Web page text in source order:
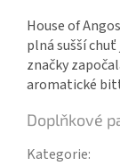
House of
plná sušší
značky
aromatické
Doplňkové
Kategorie: